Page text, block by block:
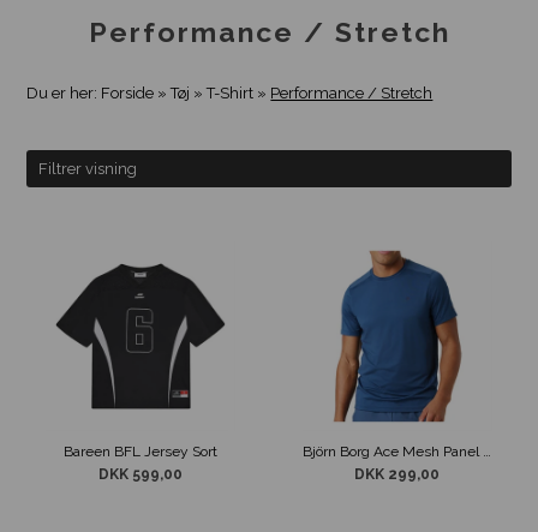
Performance / Stretch
Du er her: Forside »Tøj »T-Shirt » Performance / Stretch
Filtrer visning
Bareen BFL Jersey Sort
DKK 599,00
Björn Borg Ace Mesh Panel T-Shirt Støvet Blå
DKK 299,00